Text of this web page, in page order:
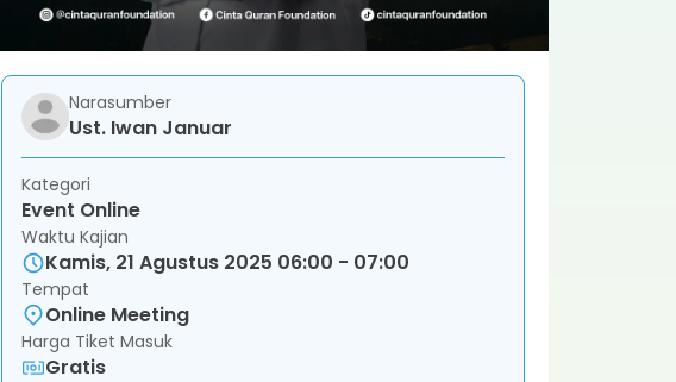
Narasumber
Ust. Iwan Januar
Kategori
Event Online
Waktu Kajian
Kamis, 21 Agustus 2025 06:00 - 07:00
Tempat
Online Meeting
Harga Tiket Masuk
Gratis